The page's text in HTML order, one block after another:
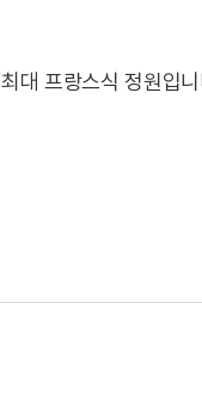
대 프랑스식 정원입